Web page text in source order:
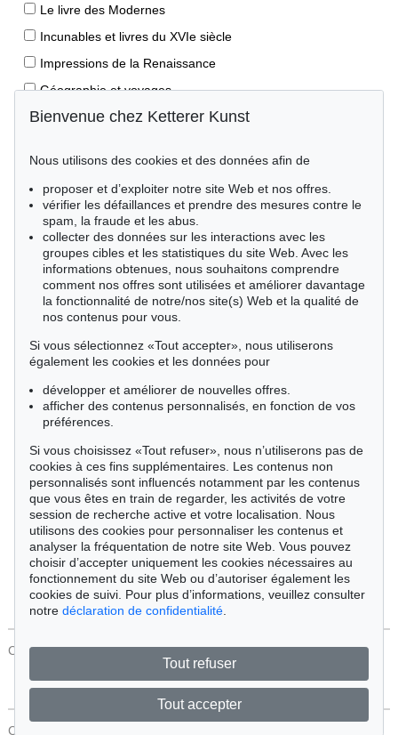
Le livre des Modernes
Incunables et livres du XVIe siècle
Impressions de la Renaissance
Géographie et voyages
Éditions princeps
Livres pour enfants
Style de vie
Événements clés des sciences naturelles
Littérature mondiale
Littérature économique
Cimélie
Trier par:
Tous les objets
Offres actuelles
Objets vendus
Chercher
CONTACT Protection Des Données
CONTACT
Bienvenue chez Ketterer Kunst
Nous utilisons des cookies et des données afin de
proposer et d’exploiter notre site Web et nos offres.
vérifier les défaillances et prendre des mesures contre le
spam, la fraude et les abus.
collecter des données sur les interactions avec les
groupes cibles et les statistiques du site Web. Avec les
informations obtenues, nous souhaitons comprendre
comment nos offres sont utilisées et améliorer davantage
la fonctionnalité de notre/nos site(s) Web et la qualité de
nos contenus pour vous.
Si vous sélectionnez «Tout accepter», nous utiliserons
également les cookies et les données pour
développer et améliorer de nouvelles offres.
afficher des contenus personnalisés, en fonction de vos
préférences.
Si vous choisissez «Tout refuser», nous n’utiliserons pas de
cookies à ces fins supplémentaires. Les contenus non
personnalisés sont influencés notamment par les contenus
que vous êtes en train de regarder, les activités de votre
session de recherche active et votre localisation. Nous
utilisons des cookies pour personnaliser les contenus et
analyser la fréquentation de notre site Web. Vous pouvez
choisir d’accepter uniquement les cookies nécessaires au
fonctionnement du site Web ou d’autoriser également les
cookies de suivi. Pour plus d’informations, veuillez consulter
notre déclaration de confidentialité
Tout refuser
Tout accepter